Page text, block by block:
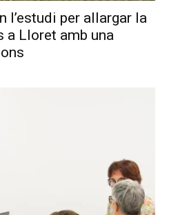
l’estudi per allargar la
a Lloret amb una